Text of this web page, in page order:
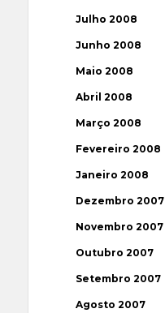
Julho 2008
Junho 2008
Maio 2008
Abril 2008
Março 2008
Fevereiro 2008
Janeiro 2008
Dezembro 2007
Novembro 2007
Outubro 2007
Setembro 2007
Agosto 2007